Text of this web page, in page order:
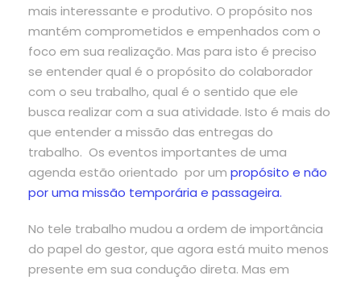
mais interessante e produtivo. O propósito nos
mantém comprometidos e empenhados com o
foco em sua realização. Mas para isto é preciso
se entender qual é o propósito do colaborador
com o seu trabalho, qual é o sentido que ele
busca realizar com a sua atividade. Isto é mais do
que entender a missão das entregas do
trabalho. Os eventos importantes de uma
agenda estão orientado por um propósito e não
por uma missão temporária e passageira.
No tele trabalho mudou a ordem de importância
do papel do gestor, que agora está muito menos
presente em sua condução direta. Mas em